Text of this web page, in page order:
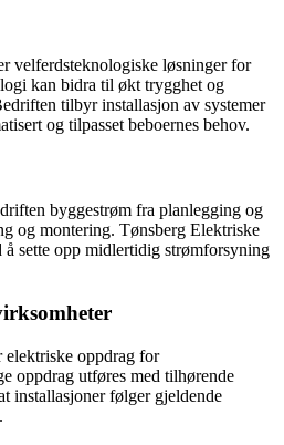
velferdsteknologiske løsninger for
kan bidra til økt trygghet og
tilbyr installasjon av systemer
og tilpasset beboernes behov.
byggestrøm fra planlegging og
og montering. Tønsberg Elektriske
å sette opp midlertidig strømforsyning
elektriske oppdrag for
oppdrag utføres med tilhørende
installasjoner følger gjeldende